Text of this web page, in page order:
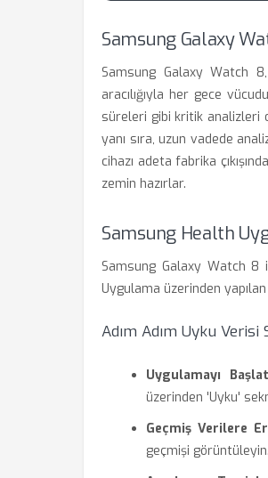
Samsung Galaxy
Samsung Galaxy Watch
aracılığıyla her gece
süreleri gibi kritik analizleri
yanı sıra, uzun vadede
cihazı adeta fabrika
zemin hazırlar.
Samsung Health
Samsung Galaxy Watch 8
Uygulama üzerinden
Adım Adım Uyku Verisi
Uygulamayı
üzerinden 'Uyku'
Geçmiş Verilere
geçmişi görüntüleyin.